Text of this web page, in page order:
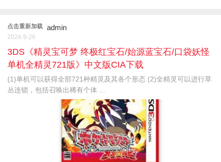
点击重新加载 admin
2024-9-26
3DS《精灵宝可梦 终极红宝石/始源蓝宝石/口袋妖怪
单机全精灵721版》中文版CIA下载
(1)单机可以获得全部721种精灵及其各个形态 (2)全精灵可以进行草
丛连锁，包括召唤出稀有个体 ...